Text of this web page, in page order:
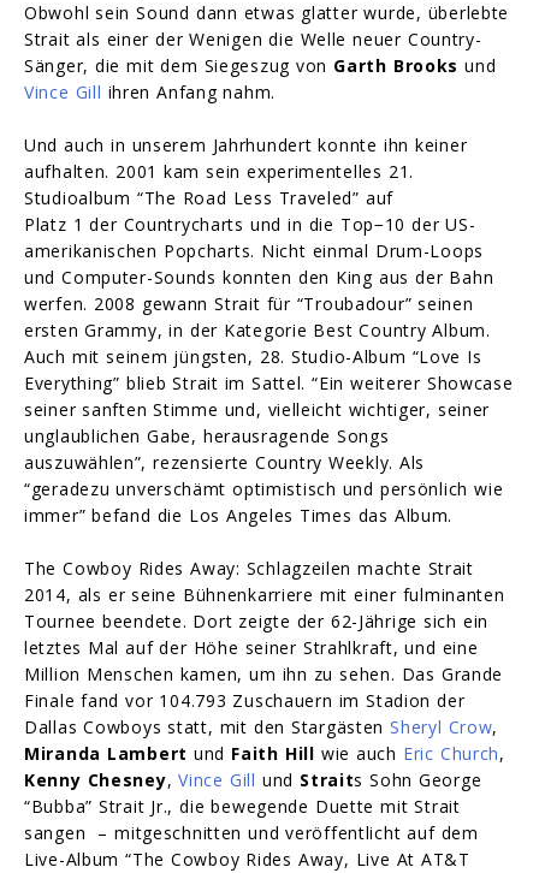
Obwohl sein Sound dann etwas glatter wurde, überlebte
Strait als einer der Wenigen die Welle neuer Country-
Sänger, die mit dem Siegeszug von Garth Brooks und
Vince Gill ihren Anfang nahm.
Und auch in unserem Jahrhundert konnte ihn keiner
aufhalten. 2001 kam sein experimentelles 21.
Studioalbum “The Road Less Traveled” auf
Platz 1 der Countrycharts und in die Top−10 der US-
amerikanischen Popcharts. Nicht einmal Drum-Loops
und Computer-Sounds konnten den King aus der Bahn
werfen. 2008 gewann Strait für “Troubadour” seinen
ersten Grammy, in der Kategorie Best Country Album.
Auch mit seinem jüngsten, 28. Studio-Album “Love Is
Everything” blieb Strait im Sattel. “Ein weiterer Showcase
seiner sanften Stimme und, vielleicht wichtiger, seiner
unglaublichen Gabe, herausragende Songs
auszuwählen”, rezensierte Country Weekly. Als
“geradezu unverschämt optimistisch und persönlich wie
immer” befand die Los Angeles Times das Album.
The Cowboy Rides Away: Schlagzeilen machte Strait
2014, als er seine Bühnenkarriere mit einer fulminanten
Tournee beendete. Dort zeigte der 62-Jährige sich ein
letztes Mal auf der Höhe seiner Strahlkraft, und eine
Million Menschen kamen, um ihn zu sehen. Das Grande
Finale fand vor 104.793 Zuschauern im Stadion der
Dallas Cowboys statt, mit den StargästenSheryl Crow,
Miranda Lambert und Faith Hill wie auch Eric Church,
Kenny Chesney,Vince Gill und Straits Sohn George
“Bubba” Strait Jr., die bewegende Duette mit Strait
sangen – mitgeschnitten und veröffentlicht auf dem
Live-Album “The Cowboy Rides Away, Live At AT&T